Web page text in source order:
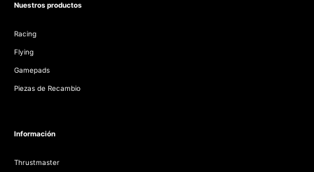
Nuestros productos
Racing
Flying
Gamepads
Piezas de Recambio
Información
Thrustmaster